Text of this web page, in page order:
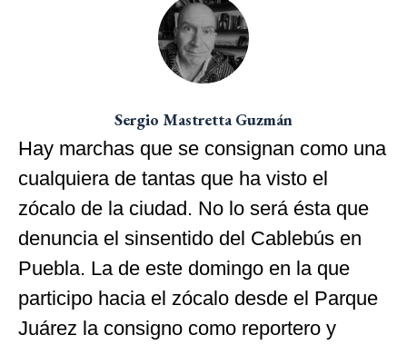
Sergio Mastretta Guzmán
Hay marchas que se consignan como una
cualquiera de tantas que ha visto el
zócalo de la ciudad. No lo será ésta que
denuncia el sinsentido del Cablebús en
Puebla. La de este domingo en la que
participo hacia el zócalo desde el Parque
Juárez la consigno como reportero y